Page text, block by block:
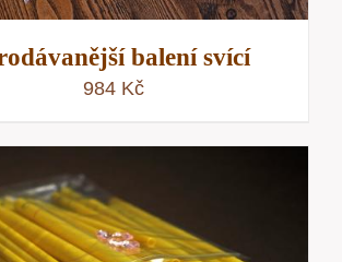
balení svící
984 Kč